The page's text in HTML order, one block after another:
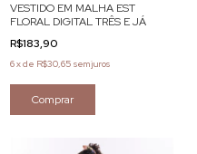
VESTIDO EM MALHA EST
FLORAL DIGITAL TRÊS E JÁ
R$183,90
6xde R$30,65 sem juros
Comprar